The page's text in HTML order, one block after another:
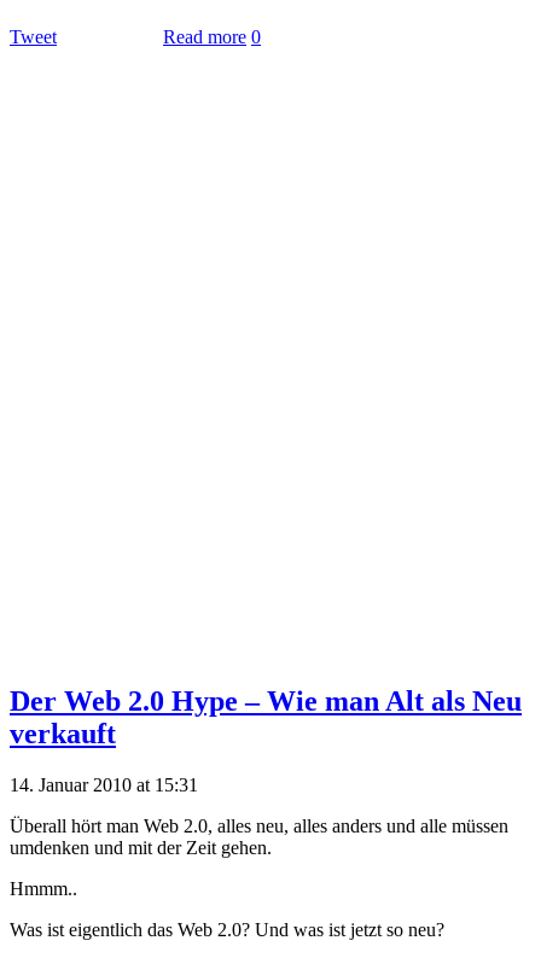
Tweet Read more 0
Der Web 2.0 Hype – Wie man Alt als Neu
verkauft
14. Januar 2010 at 15:31
Überall hört man Web 2.0, alles neu, alles anders und alle müssen
umdenken und mit der Zeit gehen.
Hmmm..
Was ist eigentlich das Web 2.0? Und was ist jetzt so neu?